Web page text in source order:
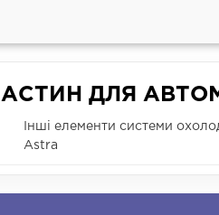
ДЛЯ
Інші елементи системи
Astra